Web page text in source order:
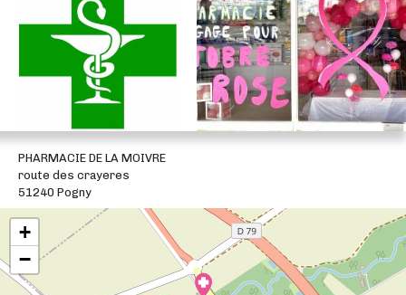
PHARMACIE DE LA MOIVRE
route des crayeres
51240 Pogny
+
−